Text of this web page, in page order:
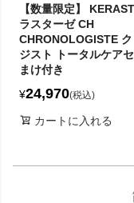
【数量限定】
ラスターゼ CH
CHRONOLOGISTE ク
ジスト トータルケア
まけ付き
¥24,970 税込
カートに入れる